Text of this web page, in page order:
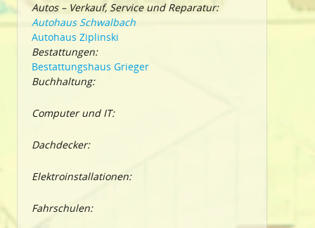
Autos – Verkauf, Service und Reparatur:
Autohaus Schwalbach
Autohaus Ziplinski
Bestattungen:
Bestattungshaus Grieger
Buchhaltung:
Computer und IT:
Dachdecker:
Elektroinstallationen:
Fahrschulen: